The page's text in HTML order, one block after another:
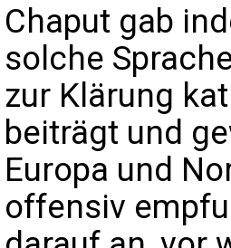
Chaput gab
solche
zur Klärung
beiträgt und
Europa und
offensiv